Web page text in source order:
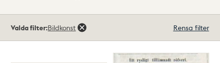
träffar
Valda filter:Bildkonst Rensa filter